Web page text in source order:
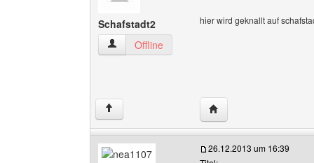
Schafstadt2
Schafstadt2 Benutzer-Profile anzeigen
Offline
hier wird geknallt auf
↑ Website dieses
26.12.2013 um 16:39